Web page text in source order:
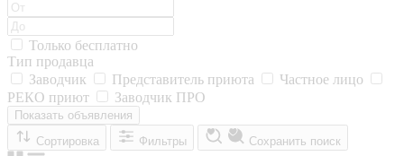
Только бесплатно
Тип продавца
Заводчик
Представитель приюта
Частное лицо
РЕКО приют
Заводчик ПРО
Показать объявления
Сортировка
Фильтры Сохранить поиск